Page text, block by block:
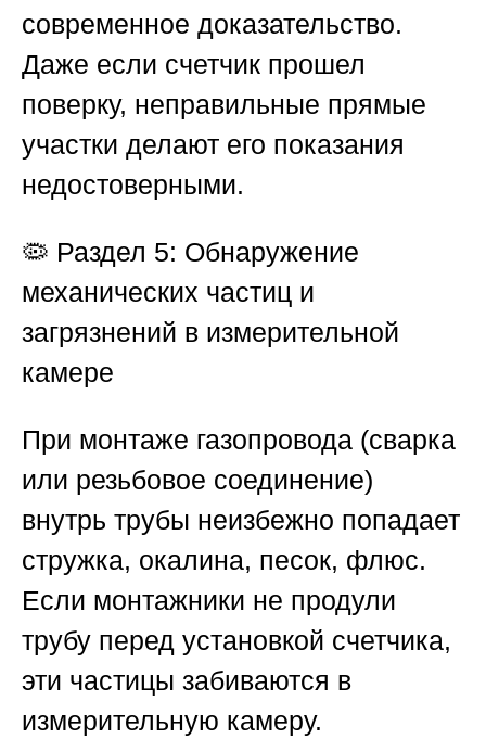
современное доказательство.
Даже если счетчик прошел
поверку, неправильные прямые
участки делают его показания
недостоверными.
🦠 Раздел 5: Обнаружение
механических частиц и
загрязнений в измерительной
камере
При монтаже газопровода (сварка
или резьбовое соединение)
внутрь трубы неизбежно попадает
стружка, окалина, песок, флюс.
Если монтажники не продули
трубу перед установкой счетчика,
эти частицы забиваются в
измерительную камеру.